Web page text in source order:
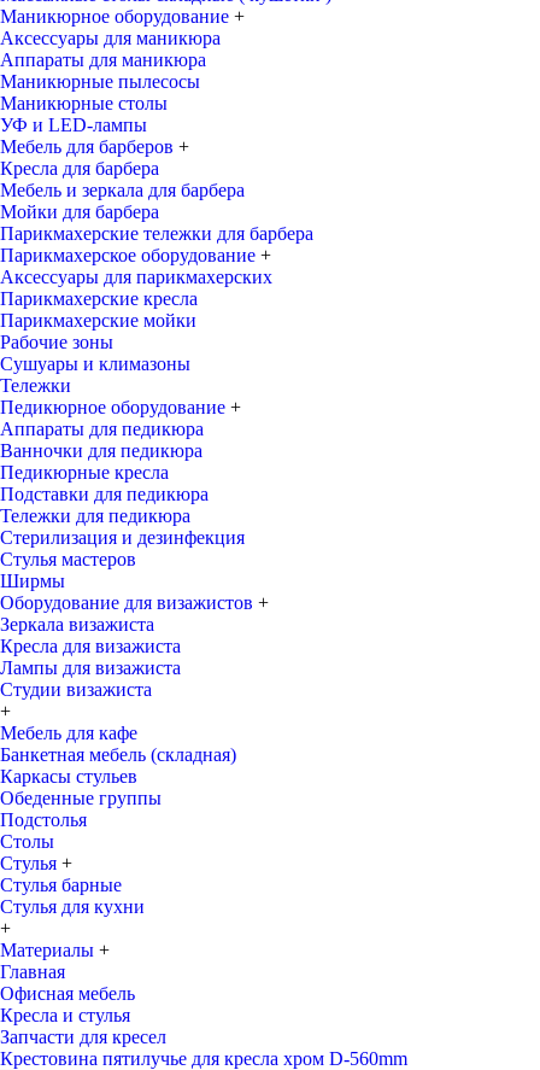
Маникюрное оборудование +
Аксессуары для маникюра
Аппараты для маникюра
Маникюрные пылесосы
Маникюрные столы
УФ и LED-лампы
Мебель для барберов +
Кресла для барбера
Мебель и зеркала для барбера
Мойки для барбера
Парикмахерские тележки для барбера
Парикмахерское оборудование +
Аксессуары для парикмахерских
Парикмахерские кресла
Парикмахерские мойки
Рабочие зоны
Сушуары и климазоны
Тележки
Педикюрное оборудование +
Аппараты для педикюра
Ванночки для педикюра
Педикюрные кресла
Подставки для педикюра
Тележки для педикюра
Стерилизация и дезинфекция
Стулья мастеров
Ширмы
Оборудование для визажистов +
Зеркала визажиста
Кресла для визажиста
Лампы для визажиста
Студии визажиста
+
Мебель для кафе
Банкетная мебель (складная)
Каркасы стульев
Обеденные группы
Подстолья
Столы
Стулья +
Стулья барные
Стулья для кухни
+
Материалы +
Главная
Офисная мебель
Кресла и стулья
Запчасти для кресел
Крестовина пятилучье для кресла хром D-560mm